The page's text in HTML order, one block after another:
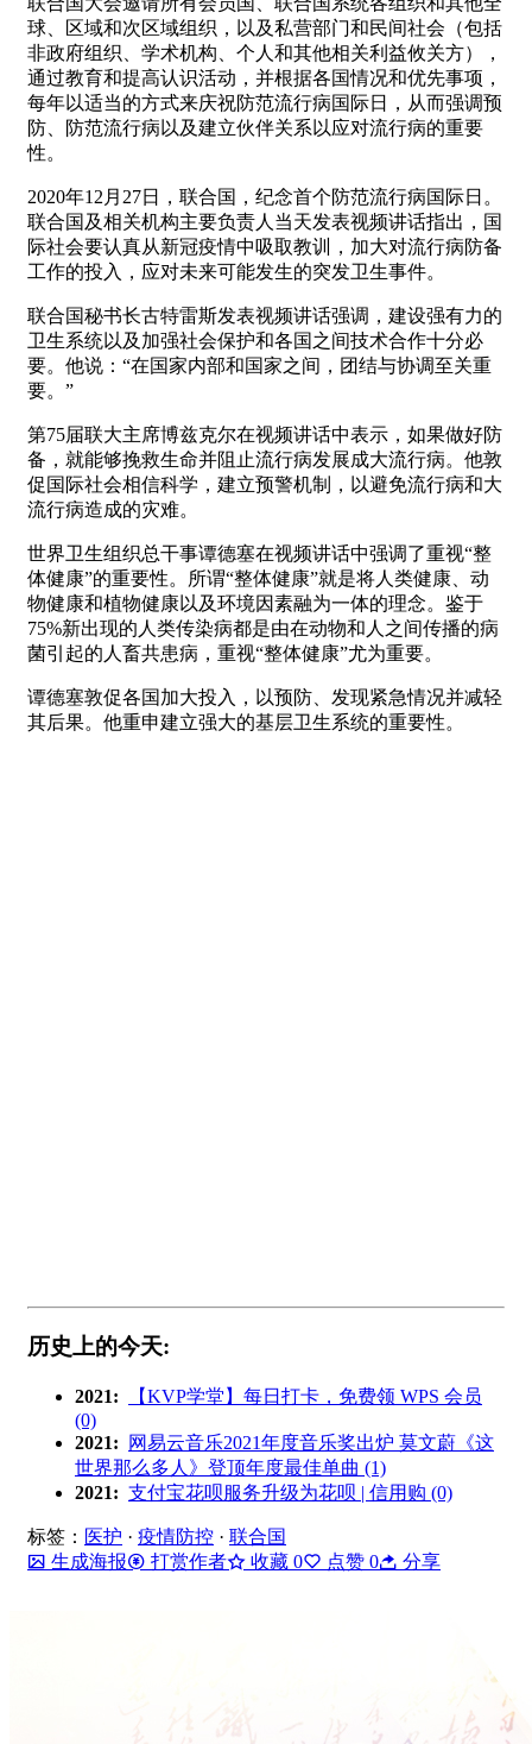
球、区域和次区域组织，以及私营部门和民间社会（包括
非政府组织、学术机构、个人和其他相关利益攸关方），
通过教育和提高认识活动，并根据各国情况和优先事项，
每年以适当的方式来庆祝防范流行病国际日，从而强调预
防、防范流行病以及建立伙伴关系以应对流行病的重要
性。
2020年12月27日，联合国，纪念首个防范流行病国际日。
联合国及相关机构主要负责人当天发表视频讲话指出，国
际社会要认真从新冠疫情中吸取教训，加大对流行病防备
工作的投入，应对未来可能发生的突发卫生事件。
联合国秘书长古特雷斯发表视频讲话强调，建设强有力的
卫生系统以及加强社会保护和各国之间技术合作十分必
要。他说：“在国家内部和国家之间，团结与协调至关重
要。”
第75届联大主席博兹克尔在视频讲话中表示，如果做好防
备，就能够挽救生命并阻止流行病发展成大流行病。他敦
促国际社会相信科学，建立预警机制，以避免流行病和大
流行病造成的灾难。
世界卫生组织总干事谭德塞在视频讲话中强调了重视“整
体健康”的重要性。所谓“整体健康”就是将人类健康、动
物健康和植物健康以及环境因素融为一体的理念。鉴于
75%新出现的人类传染病都是由在动物和人之间传播的病
菌引起的人畜共患病，重视“整体健康”尤为重要。
谭德塞敦促各国加大投入，以预防、发现紧急情况并减轻
其后果。他重申建立强大的基层卫生系统的重要性。
历史上的今天:
2021:
【KVP学堂】每日打卡，免费领 WPS 会员
(0)
2021:
网易云音乐2021年度音乐奖出炉 莫文蔚《这
世界那么多人》登顶年度最佳单曲 (1)
2021: 支付宝花呗服务升级为花呗 | 信用购 (0)
标签： 医护 · 疫情防控 · 联合国
生成海报
打赏作者 收藏 0 点赞 0 分享